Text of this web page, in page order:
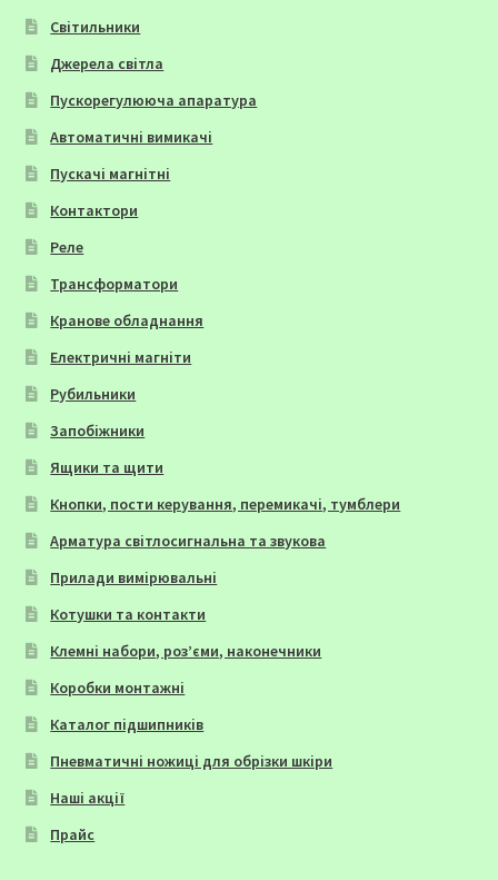
Світильники
Джерела світла
Пускорегулююча апаратура
Автоматичні вимикачі
Пускачі магнітні
Контактори
Реле
Трансформатори
Кранове обладнання
Електричні магніти
Рубильники
Запобіжники
Ящики та щити
Кнопки, пости керування, перемикачі, тумблери
Арматура світлосигнальна та звукова
Прилади вимірювальні
Котушки та контакти
Клемні набори, роз’єми, наконечники
Коробки монтажні
Каталог підшипників
Пневматичні ножиці для обрізки шкіри
Наші акції
Прайс